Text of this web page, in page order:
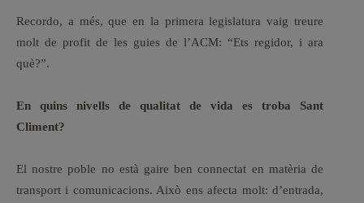
Recordo, a més, que en la primera legislatura vaig treure
molt de profit de les guies de l’ACM: “Ets regidor, i ara
què?”.
En quins nivells de qualitat de vida es troba Sant
Climent?
El nostre poble no està gaire ben connectat en matèria de
transport i comunicacions. Això ens afecta molt: d’entrada,